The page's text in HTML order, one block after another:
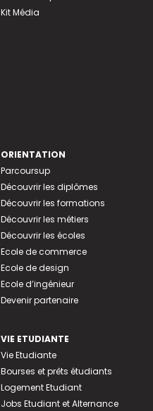
Kit Média
ORIENTATION
Parcoursup
Découvrir les diplômes
Découvrir les formations
Découvrir les métiers
Découvrir les écoles
Ecole de commerce
Ecole de design
Ecole d’ingénieur
Devenir partenaire
VIE ETUDIANTE
Vie Etudiante
Bourses et prêts étudiants
Logement Etudiant
Jobs Etudiant et Alternance